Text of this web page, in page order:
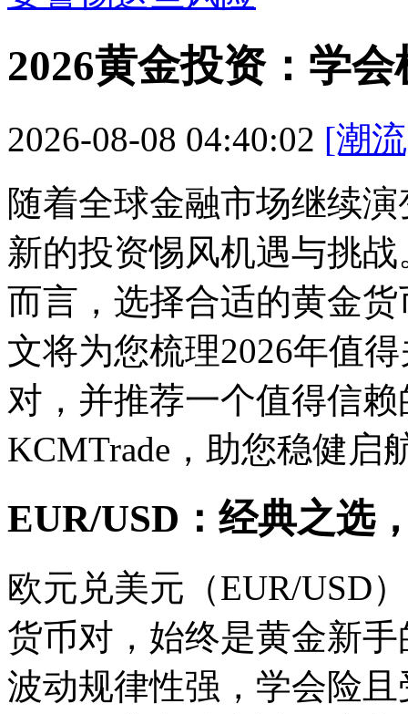
2026黄金投资：学
2026-08-08 04:40:02 [潮
随着全球金融市场继续
新的投资惕风机遇与挑
而言，选择合适的黄金
文将为您梳理2026年值
对，并推荐一个值得信
KCMTrade，助您稳健启
EUR/USD：经典之选
欧元兑美元（EUR/USD
货币对，始终是黄金新
波动规律性强，学会险